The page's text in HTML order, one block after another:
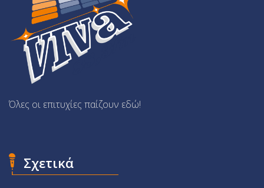
Όλες οι επιτυχίες παίζουν εδώ!
Σχετικά